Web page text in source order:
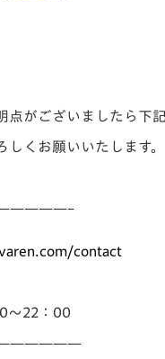
点がございましたら下
くお願いいたします。
com/contact
～22：00